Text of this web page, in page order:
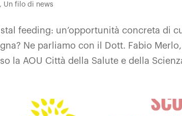
, Un filo di news
feeding: un’opportunità concreta di
Ne parliamo con il Dott. Fabio
la AOU Città della Salute e della